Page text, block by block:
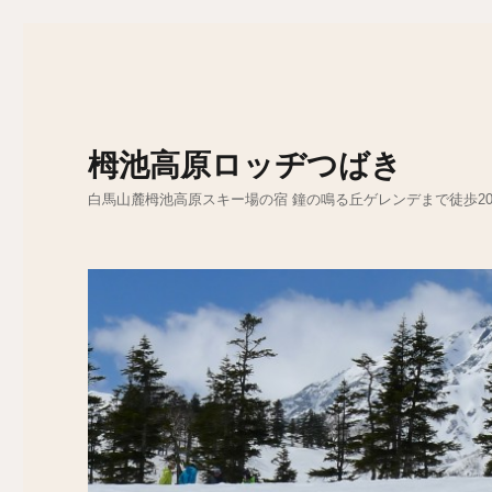
栂池高原ロッヂつばき
白馬山麓栂池高原スキー場の宿 鐘の鳴る丘ゲレンデまで徒歩